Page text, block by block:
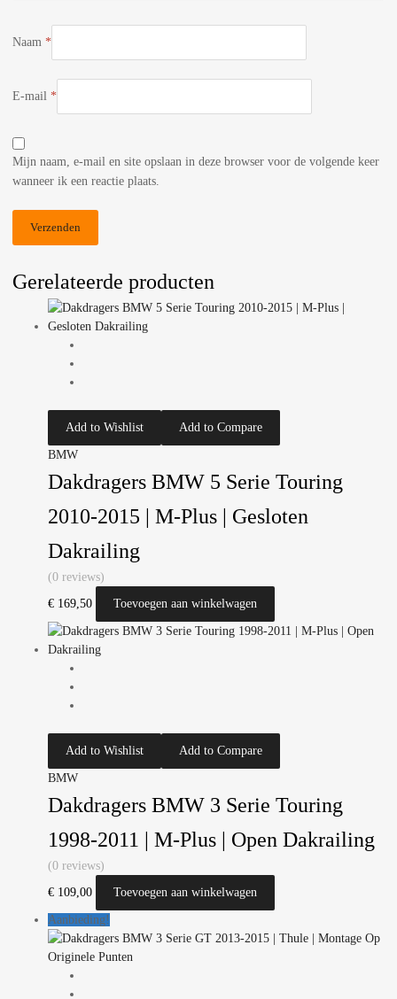
Naam *
E-mail *
Mijn naam, e-mail en site opslaan in deze browser voor de volgende keer
wanneer ik een reactie plaats.
Gerelateerde producten
Add to Wishlist Add to Compare
BMW
Dakdragers BMW 5 Serie Touring
2010-2015 | M-Plus | Gesloten
Dakrailing
(0 reviews)
€ 169,50 Toevoegen aan winkelwagen
Add to Wishlist Add to Compare
BMW
Dakdragers BMW 3 Serie Touring
1998-2011 | M-Plus | Open Dakrailing
(0 reviews)
€ 109,00 Toevoegen aan winkelwagen
Aanbieding!